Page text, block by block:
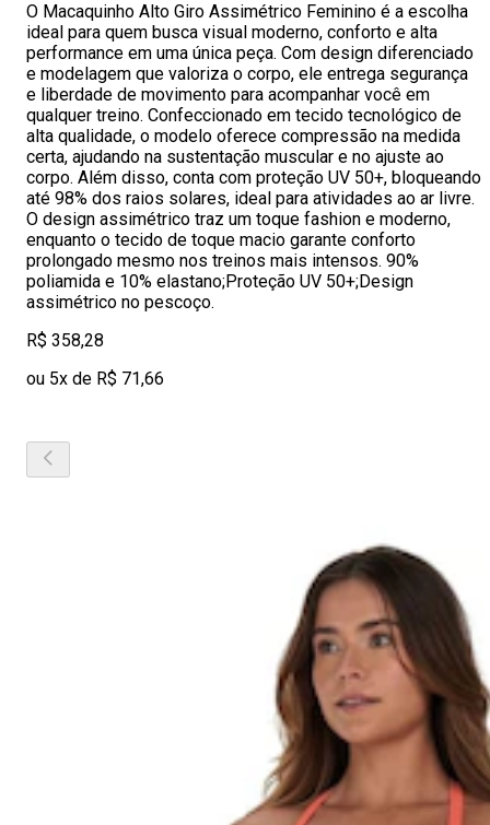
O Macaquinho Alto Giro Assimétrico Feminino é a escolha
ideal para quem busca visual moderno, conforto e alta
performance em uma única peça. Com design diferenciado
e modelagem que valoriza o corpo, ele entrega segurança
e liberdade de movimento para acompanhar você em
qualquer treino. Confeccionado em tecido tecnológico de
alta qualidade, o modelo oferece compressão na medida
certa, ajudando na sustentação muscular e no ajuste ao
corpo. Além disso, conta com proteção UV 50+, bloqueando
até 98% dos raios solares, ideal para atividades ao ar livre.
O design assimétrico traz um toque fashion e moderno,
enquanto o tecido de toque macio garante conforto
prolongado mesmo nos treinos mais intensos. 90%
poliamida e 10% elastano;Proteção UV 50+;Design
assimétrico no pescoço.
R$ 358,28
ou 5x de R$ 71,66